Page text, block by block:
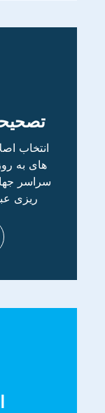
انتخاب
های به
سراسر
ریزی